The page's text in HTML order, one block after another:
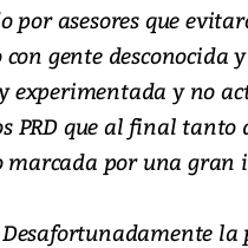
por asesores que
gente desconocida
experimentada y no
que al final tanto
marcada por una gran
la